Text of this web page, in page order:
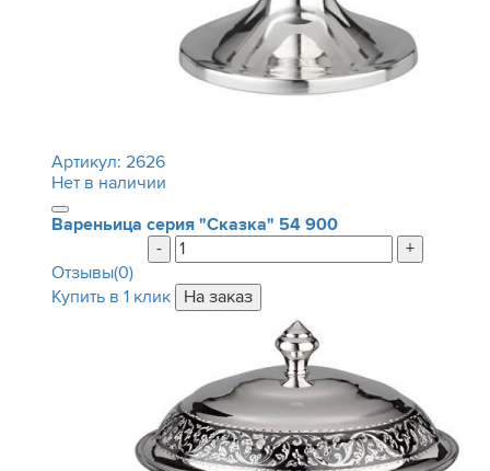
Артикул:2626
Нет в наличии
Вареньица серия "Сказка" 54 900
-
+
Отзывы(0)
Купить в 1 клик